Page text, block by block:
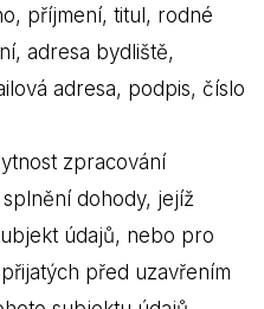
příjmení, titul, rodné
adresa bydliště,
adresa, podpis, číslo
zpracování
dohody, jejíž
údajů, nebo pro
před uzavřením